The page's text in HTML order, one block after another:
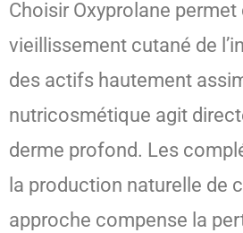
Choisir Oxyprolane permet
vieillissement cutané de
des actifs hautement
nutricosmétique agit
derme profond. Les
la production naturelle de
approche compense la